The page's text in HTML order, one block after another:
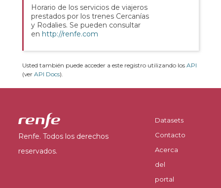
Horario de los servicios de viajeros
prestados por los trenes Cercanías
y Rodalies. Se pueden consultar
en http://renfe.com
Usted también puede acceder a este registro utilizando los API
(ver API Docs).
Renfe. Todos los derechos
reservados.
Datasets
Contacto
Acerca
del
portal